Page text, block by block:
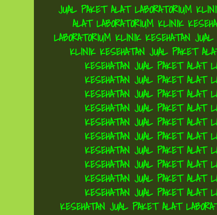
JUAL PAKET ALAT LABORATORIUM
ALAT LABORATORIUM KLINIK
LABORATORIUM KLINIK KESEHATAN
KLINIK KESEHATAN JUAL PAKET
KESEHATAN JUAL PAKET ALAT
KESEHATAN JUAL PAKET ALAT
KESEHATAN JUAL PAKET ALAT
KESEHATAN JUAL PAKET ALAT
KESEHATAN JUAL PAKET ALAT
KESEHATAN JUAL PAKET ALAT
KESEHATAN JUAL PAKET ALAT
KESEHATAN JUAL PAKET ALAT
KESEHATAN JUAL PAKET ALAT
KESEHATAN JUAL PAKET ALAT
KESEHATAN JUAL PAKET ALAT